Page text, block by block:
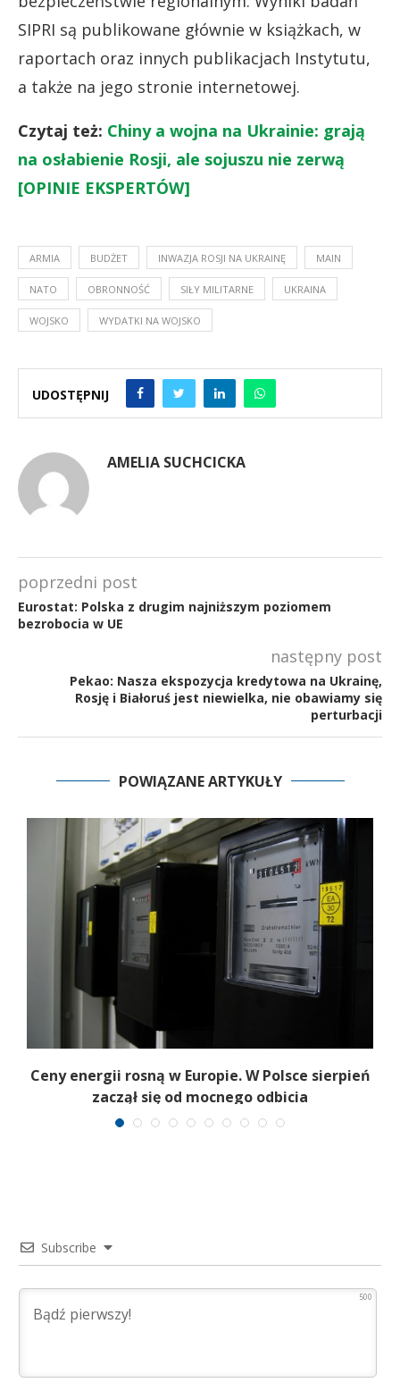
SIPRI są publikowane głównie w książkach, w
raportach oraz innych publikacjach Instytutu,
a także na jego stronie internetowej.
Czytaj też: Chiny a wojna na Ukrainie: grają
na osłabienie Rosji, ale sojuszu nie zerwą
[OPINIE EKSPERTÓW]
ARMIA BUDŻET INWAZJA ROSJI NA UKRAINĘ MAIN
NATO OBRONNOŚĆ SIŁY MILITARNE UKRAINA
WOJSKO WYDATKI NA WOJSKO
UDOSTĘPNIJ
AMELIA SUCHCICKA
poprzedni post
Eurostat: Polska z drugim najniższym poziomem
bezrobocia w UE
następny post
Pekao: Nasza ekspozycja kredytowa na Ukrainę,
Rosję i Białoruś jest niewielka, nie obawiamy się
perturbacji
POWIĄZANE ARTYKUŁY
Ceny energii rosną w Europie. W Polsce sierpień
zaczął się od mocnego odbicia
Subscribe
500